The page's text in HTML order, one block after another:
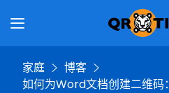
家庭
博客
如何为Word文档创建二维码